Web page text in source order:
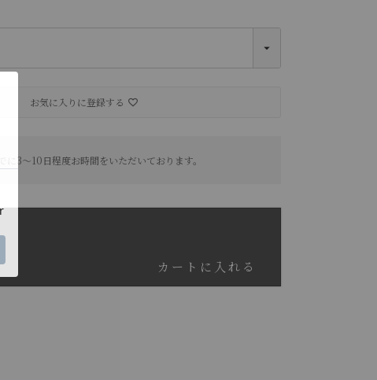
でに3～10日程度お時間をいただいております。
お気に入りに登録する
カートに入れる